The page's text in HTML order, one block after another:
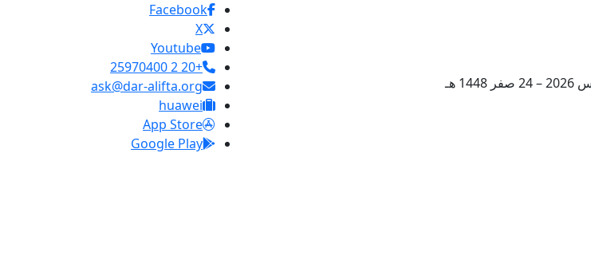
Facebook
X
Youtube
+20 2 25970400
ask@dar-alifta.org
huawei
App Store
Google Play